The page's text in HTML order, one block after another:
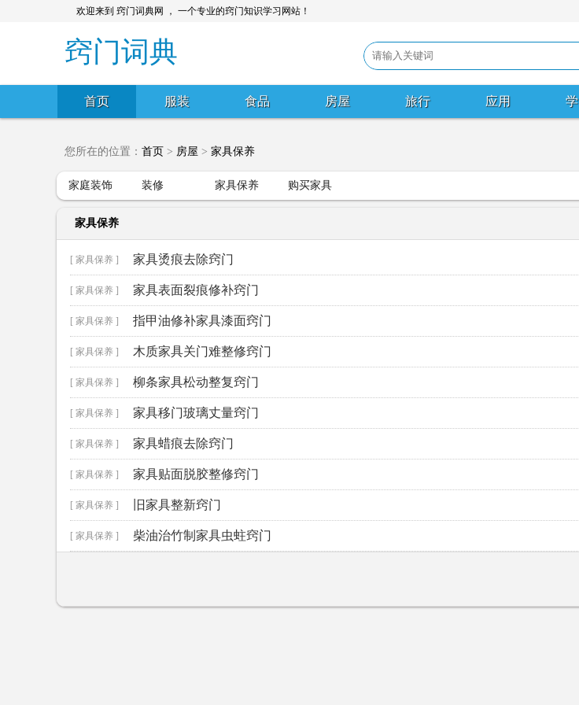
欢迎来到 窍门词典网 ， 一个专业的窍门知识学习网站！
窍门词典
首页 服装 食品 房屋 旅行 应用
您所在的位置： 首页 > 房屋 > 家具保养
家庭装饰 装修 家具保养 购买家具
家具保养
[ 家具保养 ] 家具烫痕去除窍门
[ 家具保养 ] 家具表面裂痕修补窍门
[ 家具保养 ] 指甲油修补家具漆面窍门
[ 家具保养 ] 木质家具关门难整修窍门
[ 家具保养 ] 柳条家具松动整复窍门
[ 家具保养 ] 家具移门玻璃丈量窍门
[ 家具保养 ] 家具蜡痕去除窍门
[ 家具保养 ] 家具贴面脱胶整修窍门
[ 家具保养 ] 旧家具整新窍门
[ 家具保养 ] 柴油治竹制家具虫蛀窍门